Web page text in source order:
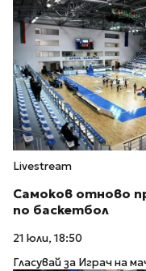
Livestream
Самоков отново
по баскетбол
21 юли, 18:50
Гласувай за Играч на